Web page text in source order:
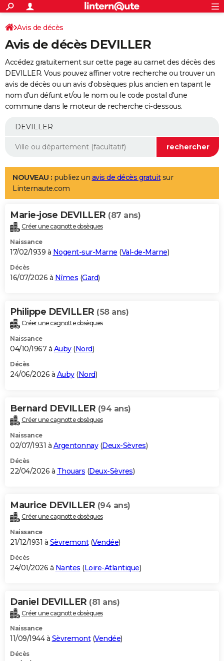
ACTUALITÉS
Politique
Société
Faits Divers
Education
Monde
Villes
+
SPORT
Coupe du monde 2026
Football
Tennis
Cyclisme
Rugby
Forum
Programme TV
TNT
Streaming
Cinéma
Sorties cinéma
Musique
+
FINANCE
Retraite
Epargne
Immobilier
Risques naturels par ville
Banque
Assurance
AUTO
Essais
Réserver un essai
Citadines
Berlines
SUV
Forum auto
+
Mobiles
Meilleur smartphone
Internet
Ordinateurs
Jeux vidéo
Guide high-tech
Aménagement intérieur
LIFESTYLE
Art de vivre
Bien-être
Loisirs
Mode
Modes de vie
Alimentation
Guide de la santé
Maladies
Médicaments
Sommeil
VOYAGE
Destinations
City break
Voyage nature
Voyage de noces
Forum
Climat
+PHOTO
GUIDES D'ACHAT
BONS PLANS
Carte de Noël
Carte Bonne année
Carte Saint-Valentin
Carte Pâques
Carte d'anniversaire
DICTIONNAIRE
Dictionnaire
Biographies
Citations
Expressions
Proverbes
PROGRAMME TV
S'inscrire
Se connecter
Lycées
Collèges
Primaires
Universités
Entreprises
Service militaire
Avis de recherche
AVIS DE DÉCÈS
Bricolage
Lifestyle
Culture
Sport
Auto
Television
Voyage
Cinema
Avis de décès
Avis de décès DEVILLER
Accédez gratuitement sur cette page au carnet des décès des
DEVILLER. Vous pouvez affiner votre recherche ou trouver un
avis de décès ou un avis d'obsèques plus ancien en tapant le
nom d'un défunt et/ou le nom ou le code postal d'une
commune dans le moteur de recherche ci-dessous.
NOUVEAU : publiez un avis de décès gratuitsur
Linternaute.com
Marie-jose DEVILLER (87 ans)
Créer une cagnotte obsèques
Naissance
17/02/1939 à Nogent-sur-Marne (Val-de-Marne)
Décès
16/07/2026 à Nîmes (Gard)
Philippe DEVILLER (58 ans)
Créer une cagnotte obsèques
Naissance
04/10/1967 à Auby(Nord)
Décès
24/06/2026 à Auby(Nord)
Bernard DEVILLER (94 ans)
Créer une cagnotte obsèques
Naissance
02/07/1931 à Argentonnay(Deux-Sèvres)
Décès
22/04/2026 à Thouars (Deux-Sèvres)
Maurice DEVILLER (94 ans)
Créer une cagnotte obsèques
Naissance
21/12/1931 à Sèvremont(Vendée)
Décès
24/01/2026 à Nantes (Loire-Atlantique)
Daniel DEVILLER (81 ans)
Créer une cagnotte obsèques
Naissance
11/09/1944 à Sèvremont(Vendée)
Décès